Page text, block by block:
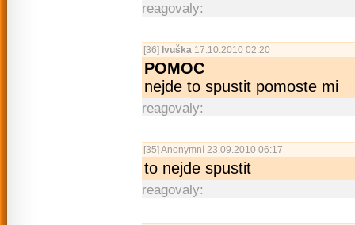
reagovaly:
[36] Ivuška 17.10.2010 02:20
POMOC
nejde to spustit pomoste mi
reagovaly:
[35] Anonymní 23.09.2010 06:17
to nejde spustit
reagovaly: